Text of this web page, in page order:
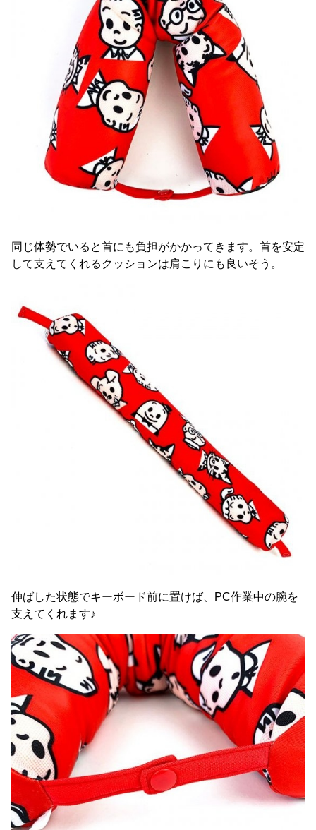
同じ体勢でいると首にも負担がかかってきます。首を安定
して支えてくれるクッションは肩こりにも良いそう。
伸ばした状態でキーボード前に置けば、PC作業中の腕を
支えてくれます♪